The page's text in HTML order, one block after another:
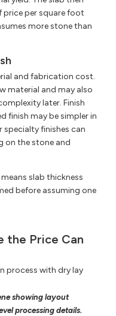
price per square foot
more stone than
and fabrication cost.
material and may also
later. Finish
finish may be simpler in
specialty finishes can
on the stone and
slab thickness
before assuming one
the Price Can
showing layout
processing details.